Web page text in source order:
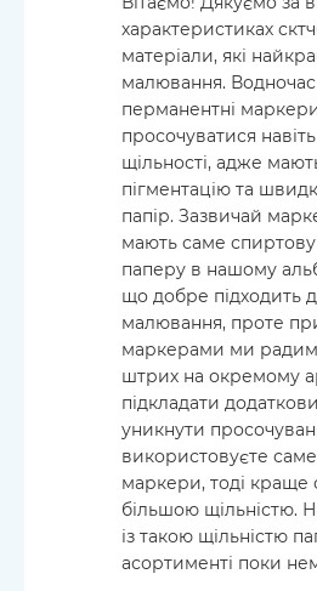
характеристиках
матеріали, які
малювання. Водночас
перманентні
просочуватися
щільності, адже
пігментацію та
папір. Зазвичай
мають саме
паперу в нашому
що добре підходить
малювання, проте
маркерами ми
штрих на окремому
підкладати
уникнути
використовуєте саме
маркери, тоді краще
більшою щільністю.
із такою щільністю
асортименті поки